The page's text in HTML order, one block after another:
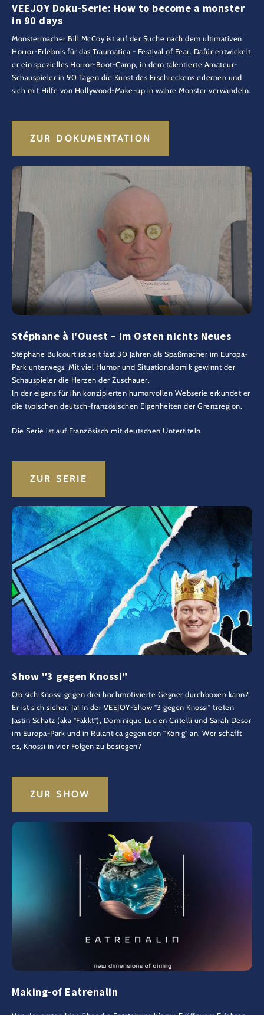
VEEJOY Doku-Serie: How to become a monster
in 90 days
Monstermacher Bill McCoy ist auf der Suche nach dem ultimativen
Horror-Erlebnis für das Traumatica - Festival of Fear. Dafür entwickelt
er ein spezielles Horror-Boot-Camp, in dem talentierte Amateur-
Schauspieler in 90 Tagen die Kunst des Erschreckens erlernen und
sich mit Hilfe von Hollywood-Make-up in wahre Monster verwandeln.
ZUR DOKUMENTATION
Stéphane à l'Ouest – Im Osten nichts Neues
Stéphane Bulcourt ist seit fast 30 Jahren als Spaßmacher im Europa-
Park unterwegs. Mit viel Humor und Situationskomik gewinnt der
Schauspieler die Herzen der Zuschauer.
In der eigens für ihn konzipierten humorvollen Webserie erkundet er
die typischen deutsch-französischen Eigenheiten der Grenzregion.
Die Serie ist auf Französisch mit deutschen Untertiteln.
ZUR SERIE
Show "3 gegen Knossi"
Ob sich Knossi gegen drei hochmotivierte Gegner durchboxen kann?
Er ist sich sicher: Ja! In der VEEJOY-Show "3 gegen Knossi" treten
Jastin Schatz (aka "Fakkt"), Dominique Lucien Critelli und Sarah Desor
im Europa-Park und in Rulantica gegen den "König" an. Wer schafft
es, Knossi in vier Folgen zu besiegen?
ZUR SHOW
Making-of Eatrenalin